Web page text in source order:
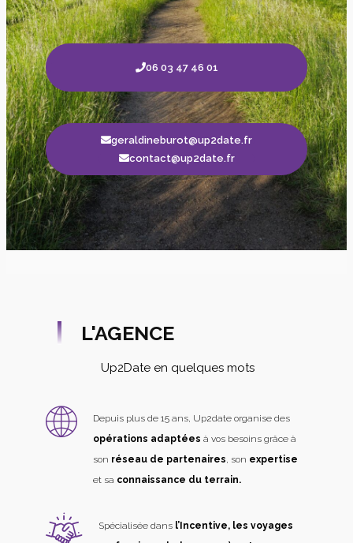
06 03 47 46 01
geraldineburot@up2date.fr
contact@up2date.fr
L'AGENCE
Up2Date en quelques mots
Depuis plus de 15 ans, Up2date organise des
opérations adaptées à vos besoins grâce à
son réseau de partenaires, son expertise
et sa connaissance du terrain.
Spécialisée dans l’Incentive, les voyages